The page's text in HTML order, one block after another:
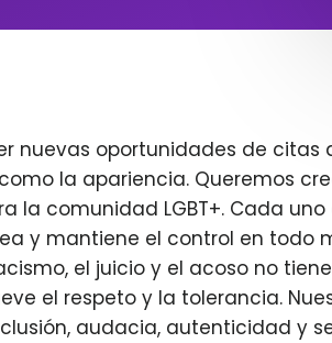
nuevas oportunidades de citas
la apariencia. Queremos
la comunidad LGBT+. Cada uno
y mantiene el control en todo
el juicio y el acoso no
el respeto y la tolerancia.
audacia, autenticidad y